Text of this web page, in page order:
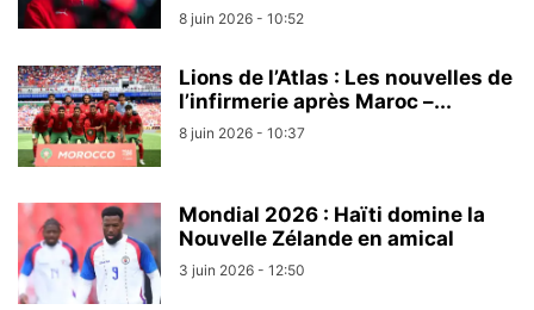
8 juin 2026 - 10:52
Lions de l’Atlas : Les nouvelles de
l’infirmerie après Maroc –...
8 juin 2026 - 10:37
Mondial 2026 : Haïti domine la
Nouvelle Zélande en amical
3 juin 2026 - 12:50